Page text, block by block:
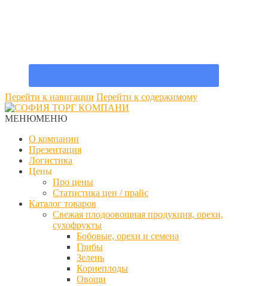
Перейти к навигации Перейти к содержимому
МЕНЮМЕНЮ
О компании
Презентация
Логистика
Цены
Про цены
Статистика цен / прайс
Каталог товаров
Свежая плодоовощная продукция, орехи,
сухофрукты
Бобовые, орехи и семена
Грибы
Зелень
Корнеплоды
Овощи